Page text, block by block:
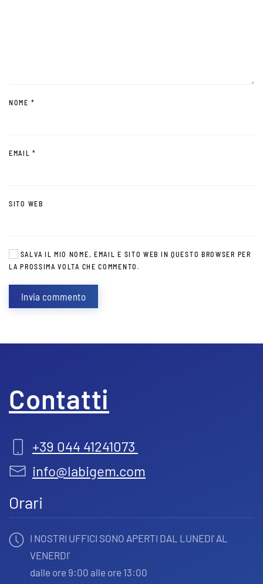
NOME *
EMAIL*
SITO WEB
SALVA IL MIO NOME, EMAIL E SITO WEB IN QUESTO BROWSER PER
LA PROSSIMA VOLTA CHE COMMENTO.
Invia commento
Contatti
+39 044 41241073
info@labigem.com
Orari
I NOSTRI UFFICI SONO APERTI DAL LUNEDI' AL
VENERDI'
dalle ore 9:00 alle ore 13:00